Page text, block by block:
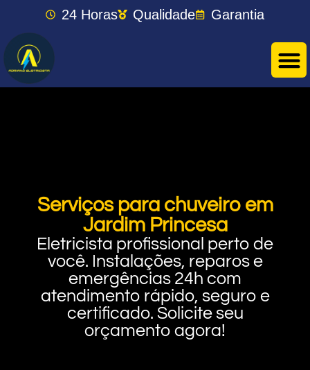
24 Horas Qualidade Garantia
Serviços para chuveiro em
Jardim Princesa
Eletricista profissional perto de
você. Instalações, reparos e
emergências 24h com
atendimento rápido, seguro e
certificado. Solicite seu
orçamento agora!